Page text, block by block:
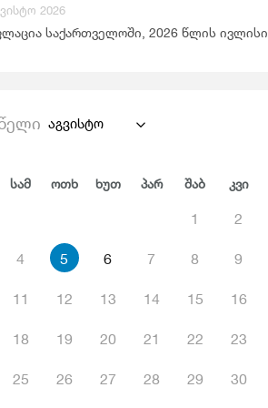
Და Სოციალური Უზრუნველყოფა
2026
საქართველოში, 2026 წლის ივლისი
აგვისტო
Სამ Ოთხ Ხუთ Პარ Შაბ Კვი
1 2
4 5 6 7 8 9
11 12 13 14 15 16
18 19 20 21 22 23
25 26 27 28 29 30